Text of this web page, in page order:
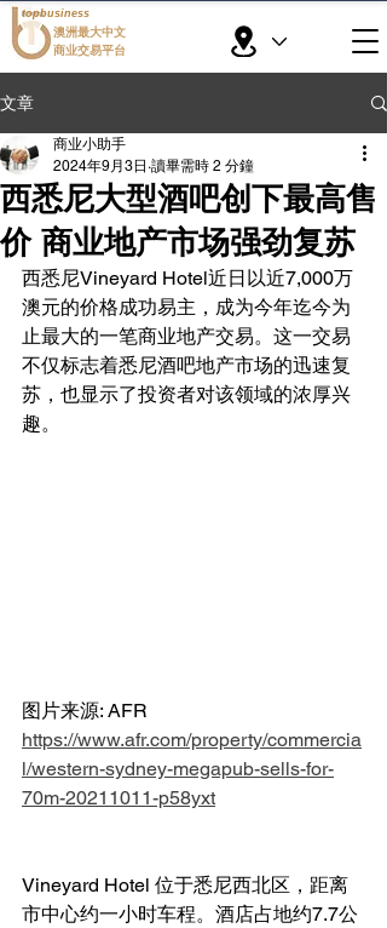
topbusiness
澳洲最大中文
商业交易平台
文章
西悉尼大型酒吧创下最高售
价 商业地产市场强劲复苏
商业小助手
2024年9月3日 讀畢需時 2 分鐘
西悉尼Vineyard Hotel近日以近7,000万
澳元的价格成功易主，成为今年迄今为
止最大的一笔商业地产交易。这一交易
不仅标志着悉尼酒吧地产市场的迅速复
苏，也显示了投资者对该领域的浓厚兴
趣。
图片来源: AFR
https://www.afr.com/property/commercia
l/western-sydney-megapub-sells-for-
70m-20211011-p58yxt
Vineyard Hotel 位于悉尼西北区，距离
市中心约一小时车程。酒店占地约7.7公